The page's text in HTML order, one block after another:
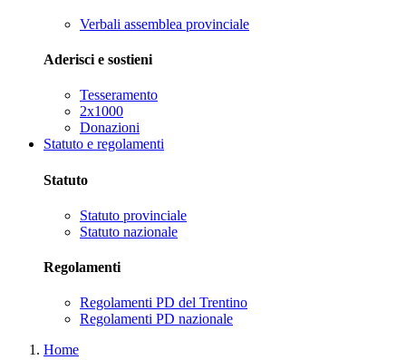
Verbali assemblea provinciale
Aderisci e sostieni
Tesseramento
2x1000
Donazioni
Statuto e regolamenti
Statuto
Statuto provinciale
Statuto nazionale
Regolamenti
Regolamenti PD del Trentino
Regolamenti PD nazionale
Home